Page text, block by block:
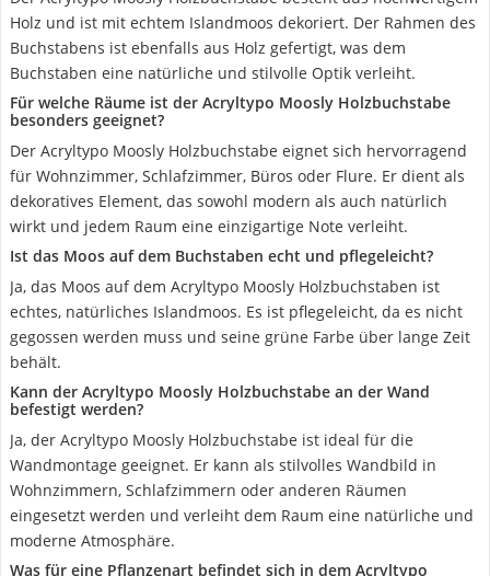
Holz und ist mit echtem Islandmoos dekoriert. Der Rahmen des
Buchstabens ist ebenfalls aus Holz gefertigt, was dem
Buchstaben eine natürliche und stilvolle Optik verleiht.
Für welche Räume ist der Acryltypo Moosly Holzbuchstabe
besonders geeignet?
Der Acryltypo Moosly Holzbuchstabe eignet sich hervorragend
für Wohnzimmer, Schlafzimmer, Büros oder Flure. Er dient als
dekoratives Element, das sowohl modern als auch natürlich
wirkt und jedem Raum eine einzigartige Note verleiht.
Ist das Moos auf dem Buchstaben echt und pflegeleicht?
Ja, das Moos auf dem Acryltypo Moosly Holzbuchstaben ist
echtes, natürliches Islandmoos. Es ist pflegeleicht, da es nicht
gegossen werden muss und seine grüne Farbe über lange Zeit
behält.
Kann der Acryltypo Moosly Holzbuchstabe an der Wand
befestigt werden?
Ja, der Acryltypo Moosly Holzbuchstabe ist ideal für die
Wandmontage geeignet. Er kann als stilvolles Wandbild in
Wohnzimmern, Schlafzimmern oder anderen Räumen
eingesetzt werden und verleiht dem Raum eine natürliche und
moderne Atmosphäre.
Was für eine Pflanzenart befindet sich in dem Acryltypo